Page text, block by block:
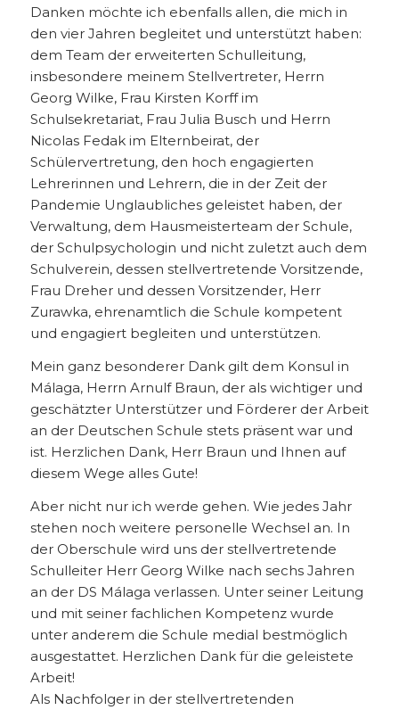
Danken möchte ich ebenfalls allen, die mich in
den vier Jahren begleitet und unterstützt haben:
dem Team der erweiterten Schulleitung,
insbesondere meinem Stellvertreter, Herrn
Georg Wilke, Frau Kirsten Korff im
Schulsekretariat, Frau Julia Busch und Herrn
Nicolas Fedak im Elternbeirat, der
Schülervertretung, den hoch engagierten
Lehrerinnen und Lehrern, die in der Zeit der
Pandemie Unglaubliches geleistet haben, der
Verwaltung, dem Hausmeisterteam der Schule,
der Schulpsychologin und nicht zuletzt auch dem
Schulverein, dessen stellvertretende Vorsitzende,
Frau Dreher und dessen Vorsitzender, Herr
Zurawka, ehrenamtlich die Schule kompetent
und engagiert begleiten und unterstützen.
Mein ganz besonderer Dank gilt dem Konsul in
Málaga, Herrn Arnulf Braun, der als wichtiger und
geschätzter Unterstützer und Förderer der Arbeit
an der Deutschen Schule stets präsent war und
ist. Herzlichen Dank, Herr Braun und Ihnen auf
diesem Wege alles Gute!
Aber nicht nur ich werde gehen. Wie jedes Jahr
stehen noch weitere personelle Wechsel an. In
der Oberschule wird uns der stellvertretende
Schulleiter Herr Georg Wilke nach sechs Jahren
an der DS Málaga verlassen. Unter seiner Leitung
und mit seiner fachlichen Kompetenz wurde
unter anderem die Schule medial bestmöglich
ausgestattet. Herzlichen Dank für die geleistete
Arbeit!
Als Nachfolger in der stellvertretenden